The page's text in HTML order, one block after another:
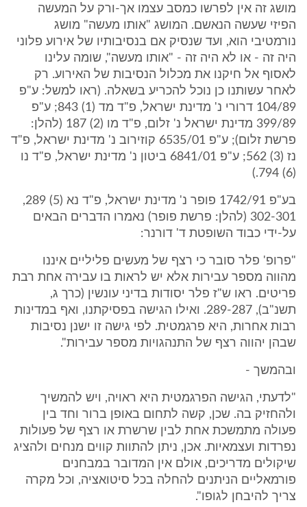
מושג זה אין לפרשו כמסב עצמו אך-ורק על המעשה
הפיזי שעשה הנאשם. המושג "אותו מעשה" מושג
נורמטיבי הוא, ועד שנסיק אם בנסיבותיו של אירוע פלוני
היה זה - או לא היה זה - "אותו מעשה", שומה עלינו
לאסוף אל חיקנו את מכלול הנסיבות של האירוע. רק
לאחר עשותנו כן נוכל להכריע בשאלה. (ראו למשל: ע"פ
104/89 דרורי נ' מדינת ישראל, פ"ד מד (1) 843; ע"פ
399/89 מדינת ישראל נ' זלום, פ"ד מו (2) 187 (להלן:
פרשת זלום); ע"פ 6535/01 קוזירוב נ' מדינת ישראל, פ"ד
נז (3) 562; ע"פ 6841/01 ביטון נ' מדינת ישראל, פ"ד נו
(6) 794.)
בע"פ 1742/91 פופר נ' מדינת ישראל, פ"ד נא (5) 289,
302-301 (להלן: פרשת פופר) נאמרו הדברים הבאים
על-ידי כבוד השופטת ד' דורנר:
"פרופ' פלר סובר כי רצף של מעשים פליליים איננו
מהווה מספר עבירות אלא יש לראות בו עבירה אחת רבת
פריטים. ראו ש"ז פלר יסודות בדיני עונשין (כרך ג,
תשנ"ב), 289-287. ואילו הגישה בפסיקתנו, ואף במדינות
רבות אחרות, היא פרגמטית. לפי גישה זו ישנן נסיבות
שבהן יהווה רצף של התנהגויות מספר עבירות".
ובהמשך -
"לדעתי, הגישה הפרגמטית היא ראויה, ויש להמשיך
ולהחזיק בה. שכן, קשה לתחום באופן ברור וחד בין
פעולה מתמשכת אחת לבין שרשרת או רצף של פעולות
נפרדות ועצמאיות. אכן, ניתן להתוות קווים מנחים ולהציג
שיקולים מדריכים, אולם אין המדובר במבחנים
פורמאליים הניתנים להחלה בכל סיטואציה, וכל מקרה
צריך להיבחן לגופו".